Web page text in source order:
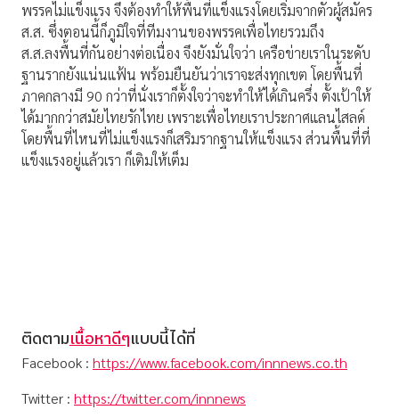
พรรคไม่แข็งแรง จึงต้องทำให้พื้นที่แข็งแรงโดยเริ่มจากตัวผู้สมัคร
ส.ส. ซึ่งตอนนี้ก็ภูมิใจที่ทีมงานของพรรคเพื่อไทยรวมถึง
ส.ส.ลงพื้นที่กันอย่างต่อเนื่อง จึงยังมั่นใจว่า เครือข่ายเราในระดับ
ฐานรากยังแน่นแฟ้น พร้อมยืนยันว่าเราจะส่งทุกเขต โดยพื้นที่
ภาคกลางมี 90 กว่าที่นั่งเราก็ตั้งใจว่าจะทำให้ได้เกินครึ่ง ตั้งเป้าให้
ได้มากกว่าสมัยไทยรักไทย เพราะเพื่อไทยเราประกาศแลนไสลด์
โดยพื้นที่ไหนที่ไม่แข็งแรงก็เสริมรากฐานให้แข็งแรง ส่วนพื้นที่ที่
แข็งแรงอยู่แล้วเรา ก็เติมให้เต็ม
ติดตามเนื้อหาดีๆแบบนี้ได้ที่
Facebook : https://www.facebook.com/innnews.co.th
Twitter : https://twitter.com/innnews